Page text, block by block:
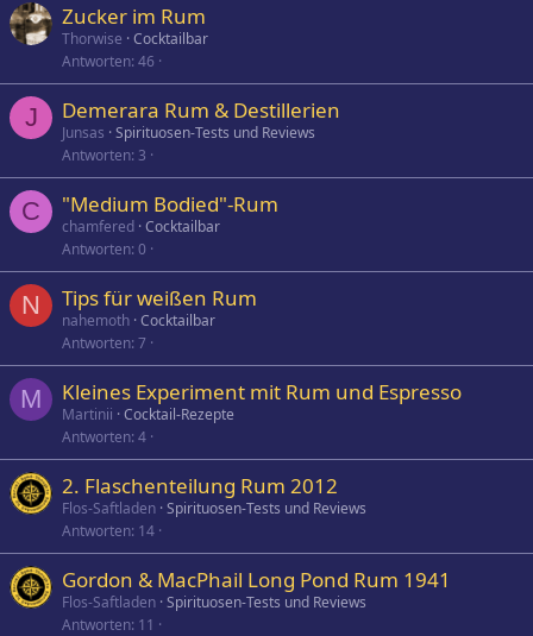
Zucker im Rum
Thorwise Cocktailbar
Antworten 46
J Demerara Rum & Destillerien
Junsas Spirituosen-Tests und Reviews
Antworten 3
C "Medium Bodied"-Rum
chamfered Cocktailbar
Antworten 0
N Tips für weißen Rum
nahemoth Cocktailbar
Antworten 7
M Kleines Experiment mit Rum und Espresso
Martinii Cocktail-Rezepte
Antworten 4
2. Flaschenteilung Rum 2012
Flos-Saftladen Spirituosen-Tests und Reviews
Antworten 14
Gordon & MacPhail Long Pond Rum 1941
Flos-Saftladen Spirituosen-Tests und Reviews
Antworten 11